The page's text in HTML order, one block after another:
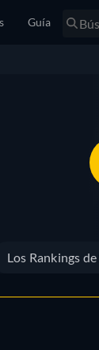
Guía
Los Rankings